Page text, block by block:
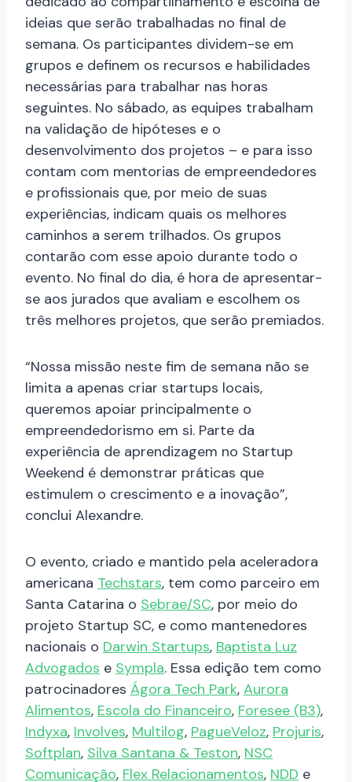
ideias que serão trabalhadas no final de
semana. Os participantes dividem-se em
grupos e definem os recursos e habilidades
necessárias para trabalhar nas horas
seguintes. No sábado, as equipes trabalham
na validação de hipóteses e o
desenvolvimento dos projetos – e para isso
contam com mentorias de empreendedores
e profissionais que, por meio de suas
experiências, indicam quais os melhores
caminhos a serem trilhados. Os grupos
contarão com esse apoio durante todo o
evento. No final do dia, é hora de apresentar-
se aos jurados que avaliam e escolhem os
três melhores projetos, que serão premiados.
“Nossa missão neste fim de semana não se
limita a apenas criar startups locais,
queremos apoiar principalmente o
empreendedorismo em si. Parte da
experiência de aprendizagem no Startup
Weekend é demonstrar práticas que
estimulem o crescimento e a inovação”,
conclui Alexandre.
O evento, criado e mantido pela aceleradora
americana Techstars, tem como parceiro em
Santa Catarina o Sebrae/SC, por meio do
projeto Startup SC, e como mantenedores
nacionais o Darwin Startups, Baptista Luz
Advogados e Sympla. Essa edição tem como
patrocinadores Ágora Tech Park, Aurora
Alimentos, Escola do Financeiro, Foresee (B3),
Indyxa, Involves, Multilog, PagueVeloz, Projuris,
Softplan, Silva Santana & Teston, NSC
Comunicação, Flex Relacionamentos, NDD e